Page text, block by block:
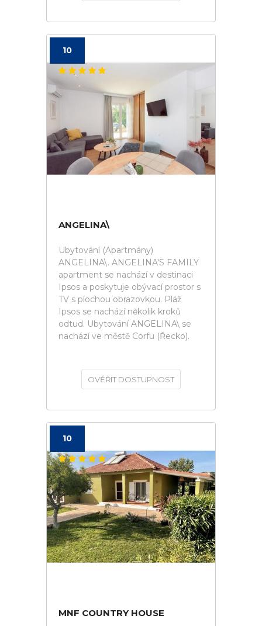
10
ANGELINA\
Ubytování (Apartmány)
ANGELINA\. ANGELINA'S FAMILY
apartment se nachází v destinaci
Ipsos a poskytuje obývací prostor s
TV s plochou obrazovkou. Pláž
Ipsos se nachází několik kroků
odtud. Ubytování ANGELINA\ se
nachází ve městě Corfu (Řecko).
OVĚŘIT DOSTUPNOST
10
MNF COUNTRY HOUSE